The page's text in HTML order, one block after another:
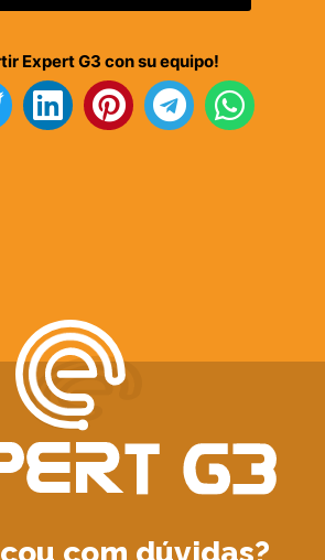
Expert G3 con su equipo!